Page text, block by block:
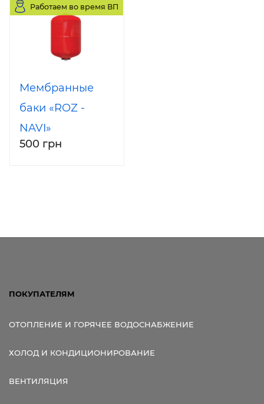
Работаем во время ВП
Мембранные
баки «ROZ -
NAVI»
500 грн
ПОКУПАТЕЛЯМ
ОТОПЛЕНИЕ И ГОРЯЧЕЕ ВОДОСНАБЖЕНИЕ
ХОЛОД И КОНДИЦИОНИРОВАНИЕ
ВЕНТИЛЯЦИЯ